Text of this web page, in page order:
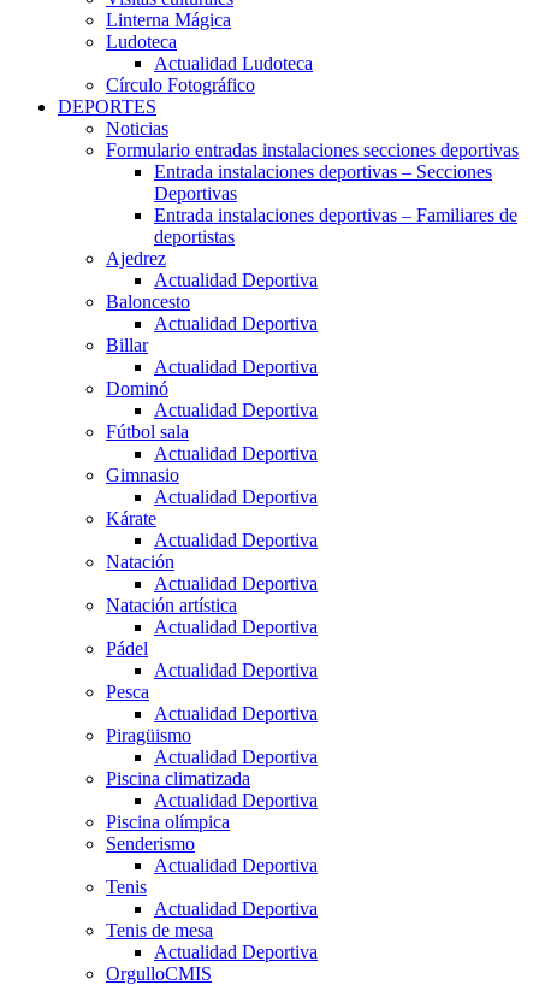
Linterna Mágica
Ludoteca
Actualidad Ludoteca
Círculo Fotográfico
DEPORTES
Noticias
Formulario entradas instalaciones secciones deportivas
Entrada instalaciones deportivas – Secciones
Deportivas
Entrada instalaciones deportivas – Familiares de
deportistas
Ajedrez
Actualidad Deportiva
Baloncesto
Actualidad Deportiva
Billar
Actualidad Deportiva
Dominó
Actualidad Deportiva
Fútbol sala
Actualidad Deportiva
Gimnasio
Actualidad Deportiva
Kárate
Actualidad Deportiva
Natación
Actualidad Deportiva
Natación artística
Actualidad Deportiva
Pádel
Actualidad Deportiva
Pesca
Actualidad Deportiva
Piragüismo
Actualidad Deportiva
Piscina climatizada
Actualidad Deportiva
Piscina olímpica
Senderismo
Actualidad Deportiva
Tenis
Actualidad Deportiva
Tenis de mesa
Actualidad Deportiva
OrgulloCMIS